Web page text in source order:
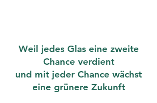
Weil jedes Glas eine zweite
Chance verdient
und mit jeder Chance wächst
eine grünere Zukunft